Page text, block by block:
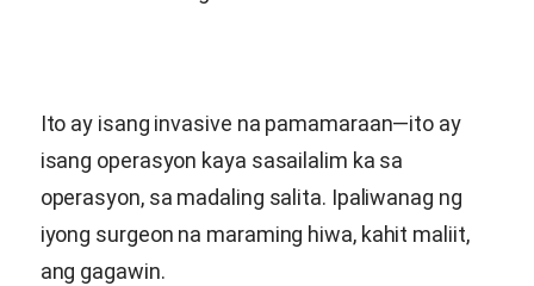
Ito ay isang invasive na pamamaraan—ito ay
isang operasyon kaya sasailalim ka sa
operasyon, sa madaling salita. Ipaliwanag ng
iyong surgeon na maraming hiwa, kahit maliit,
ang gagawin.